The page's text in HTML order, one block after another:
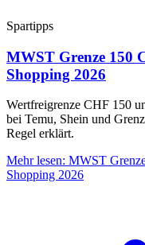
Spartipps
MWST Grenze 150
Shopping 2026
Wertfreigrenze CHF 150
bei Temu, Shein und
Regel erklärt.
Mehr lesen: MWST
Shopping 2026